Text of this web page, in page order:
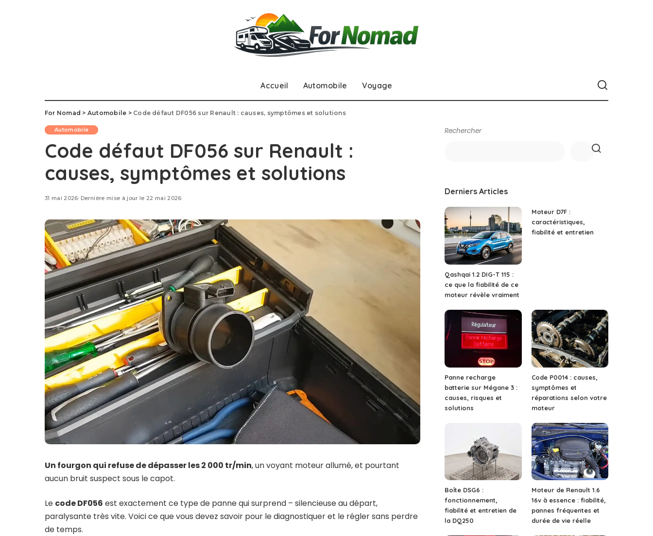
Accueil Automobile Voyage
For Nomad > Automobile > Code défaut DF056 sur Renault : causes, symptômes et solutions
Automobile
Code défaut DF056 sur Renault :
causes, symptômes et solutions
31 mai 2026 Dernière mise à jour le 22 mai 2026
Un fourgon qui refuse de dépasser les 2 000 tr/min, un voyant moteur allumé, et pourtant
aucun bruit suspect sous le capot.
Le code DF056 est exactement ce type de panne qui surprend – silencieuse au départ,
paralysante très vite. Voici ce que vous devez savoir pour le diagnostiquer et le régler sans perdre
de temps.
Rechercher
Derniers Articles
Qashqai 1.2 DIG-T 115 :
ce que la fiabilité de ce
moteur révèle vraiment
Moteur D7F :
caractéristiques,
fiabilité et entretien
Panne recharge
batterie sur Mégane 3 :
causes, risques et
solutions
Code P0014 : causes,
symptômes et
réparations selon votre
moteur
Boîte DSG6 :
fonctionnement,
fiabilité et entretien de
la DQ250
Moteur de Renault 1.6
16v à essence : fiabilité,
pannes fréquentes et
durée de vie réelle